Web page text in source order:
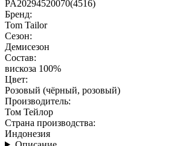
PA20294520070(4516)
Бренд:
Tom Tailor
Сезон:
Демисезон
Состав:
вискоза 100%
Цвет:
Розовый (чёрный, розовый)
Производитель:
Том Тейлор
Страна производства:
Индонезия